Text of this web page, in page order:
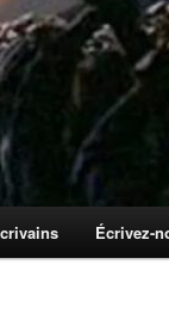
Écrivez-